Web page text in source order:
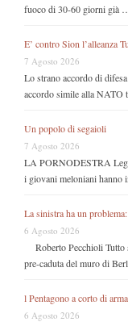
fuoco di 30-60 giorni già …
E’ contro Sion l’alleanza
7 Agosto 2026
Lo strano accordo di
accordo simile alla NATO
Un popolo di segaioli
7 Agosto 2026
LA PORNODESTRA
i giovani meloniani hanno
La sinistra ha un
6 Agosto 2026
Roberto Pecchioli Tutto
pre-caduta del muro di
l Pentagono a corto di
6 Agosto 2026